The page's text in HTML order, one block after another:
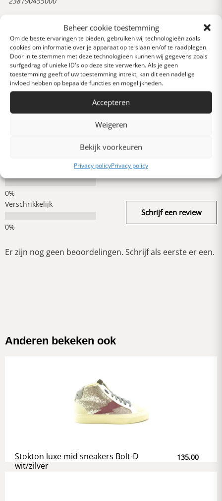
Beheer cookie toestemming
Om de beste ervaringen te bieden, gebruiken wij technologieën zoals
cookies om informatie over je apparaat op te slaan en/of te raadplegen.
Door in te stemmen met deze technologieën kunnen wij gegevens zoals
surfgedrag of unieke ID's op deze site verwerken. Als je geen
toestemming geeft of uw toestemming intrekt, kan dit een nadelige
invloed hebben op bepaalde functies en mogelijkheden.
Accepteren
Weigeren
Bekijk voorkeuren
Privacy policyPrivacy policy
Reviews
0 van 5 sterren (op
basis van 0 reviews)
Uitstekend
Verschrikkelijk
Schrijf een review
Er zijn nog geen beoordelingen. Schrijf als eerste er een.
Anderen bekeken ook
Stokton luxe mid sneakers Bolt-D
wit/zilver
135,00